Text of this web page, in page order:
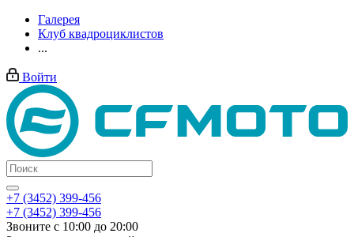
Галерея
Клуб квадроциклистов
...
Войти
+7 (3452) 399-456
+7 (3452) 399-456
Звоните с 10:00 до 20:00